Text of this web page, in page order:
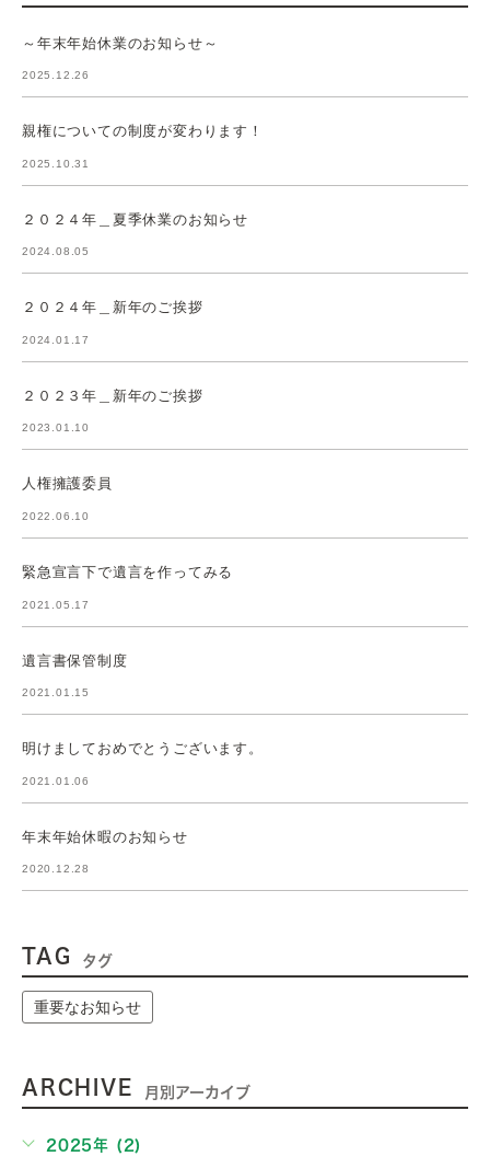
～年末年始休業のお知らせ～
2025.12.26
親権についての制度が変わります！
2025.10.31
２０２４年＿夏季休業のお知らせ
2024.08.05
２０２４年＿新年のご挨拶
2024.01.17
２０２３年＿新年のご挨拶
2023.01.10
人権擁護委員
2022.06.10
緊急宣言下で遺言を作ってみる
2021.05.17
遺言書保管制度
2021.01.15
明けましておめでとうございます。
2021.01.06
年末年始休暇のお知らせ
2020.12.28
TAG タグ
重要なお知らせ
ARCHIVE 月別アーカイブ
2025年 (2)